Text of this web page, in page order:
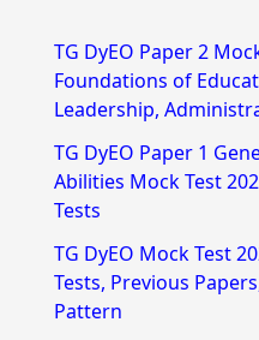
c
h
f
o
r
TG DyEO Paper 2
Foundations of
Leadership,
TG DyEO Paper 1
Abilities Mock Test
Tests
TG DyEO Mock Test
Tests, Previous
Pattern